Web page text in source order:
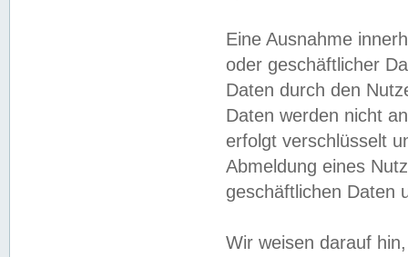
Eine Ausnahme
oder geschäftlicher
Daten durch den
Daten werden nicht
erfolgt verschlüsselt
Abmeldung eines
geschäftlichen Daten
Wir weisen darauf